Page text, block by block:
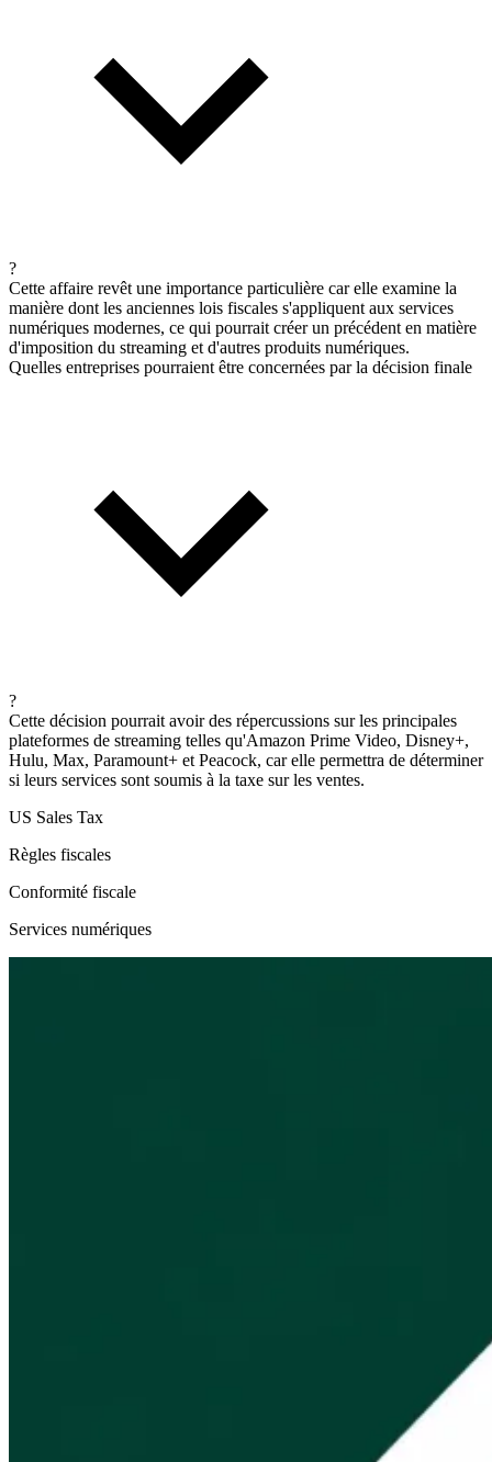
?
Cette affaire revêt une importance particulière car elle examine la
manière dont les anciennes lois fiscales s'appliquent aux services
numériques modernes, ce qui pourrait créer un précédent en matière
d'imposition du streaming et d'autres produits numériques.
Quelles entreprises pourraient être concernées par la décision finale
?
Cette décision pourrait avoir des répercussions sur les principales
plateformes de streaming telles qu'Amazon Prime Video, Disney+,
Hulu, Max, Paramount+ et Peacock, car elle permettra de déterminer
si leurs services sont soumis à la taxe sur les ventes.
US Sales Tax
Règles fiscales
Conformité fiscale
Services numériques